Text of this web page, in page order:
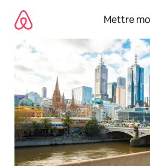
directement
contenu
Mettre